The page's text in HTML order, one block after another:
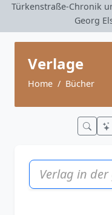
Türkenstraße-Chronik
Georg
Verlage
Home Bücher